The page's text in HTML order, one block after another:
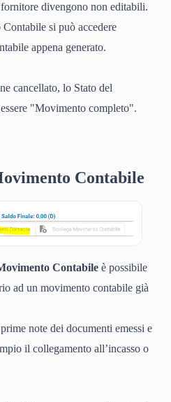
divengono non editabili.
si può accedere
appena generato.
cancellato, lo Stato del
"Movimento completo".
Contabile
Contabile è possibile
ad un movimento contabile già
note dei documenti emessi e
il collegamento all’incasso o